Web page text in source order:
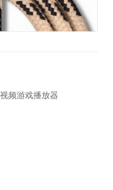
频游戏播放器